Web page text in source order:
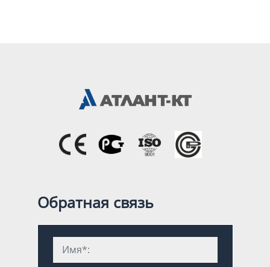
Обратная связь